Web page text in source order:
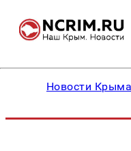
Новости Крыма